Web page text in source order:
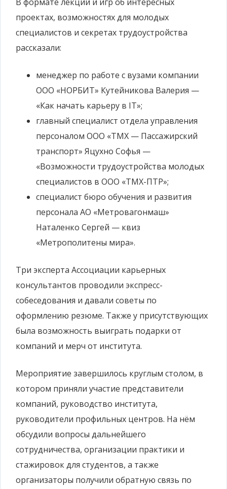
проектах, возможностях для молодых
специалистов и секретах трудоустройства
рассказали:
менеджер по работе с вузами компании
ООО «НОРБИТ» Кутейникова Валерия —
«Как начать карьеру в IT»;
главный специалист отдела управления
персоналом ООО «ТМХ — Пассажирский
транспорт» Яцухно Софья —
«Возможности трудоустройства молодых
специалистов в ООО «ТМХ-ПТР»;
специалист бюро обучения и развития
персонала АО «Метровагонмаш»
Наталенко Сергей — квиз
«Метрополитены мира».
Три эксперта Ассоциации карьерных
консультантов проводили экспресс-
собеседования и давали советы по
оформлению резюме. Также у присутствующих
была возможность выиграть подарки от
компаний и мерч от института.
Мероприятие завершилось круглым столом, в
котором приняли участие представители
компаний, руководство института,
руководители профильных центров. На нём
обсудили вопросы дальнейшего
сотрудничества, организации практики и
стажировок для студентов, а также
организаторы получили обратную связь по